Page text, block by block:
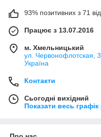
93% позитивних з 71
Працює з 13.07.2016
м. Хмельницький
ул. Червонофлотская,
Україна
Контакти
Сьогодні вихідний
Показати весь